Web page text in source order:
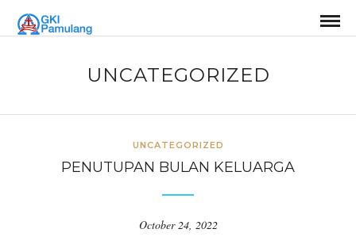
UNCATEGORIZED
UNCATEGORIZED
PENUTUPAN BULAN KELUARGA
October 24, 2022